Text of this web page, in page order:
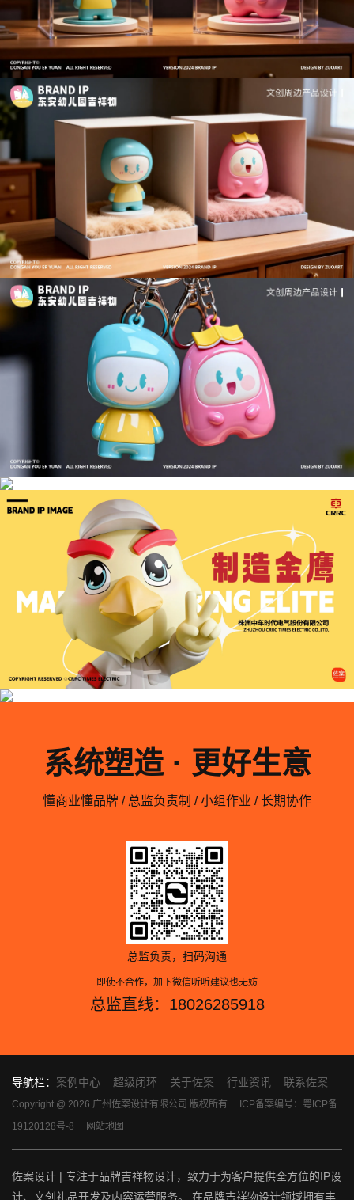
系统塑造 · 更好生意
懂商业懂品牌 / 总监负责制 / 小组作业 / 长期协作
总监负责，扫码沟通
即使不合作，加下微信听听建议也无妨
总监直线：18026285918
导航栏： 案例中心 超级闭环 关于佐案 行业资讯 联系佐案
Copyright @ 2026 广州佐案设计有限公司 版权所有
ICP备案编号：粤ICP备
19120128号-8
网站地图
佐案设计 | 专注于品牌吉祥物设计，致力于为客户提供全方位的IP设
计、文创礼品开发及内容运营服务。 在品牌吉祥物设计领域拥有丰